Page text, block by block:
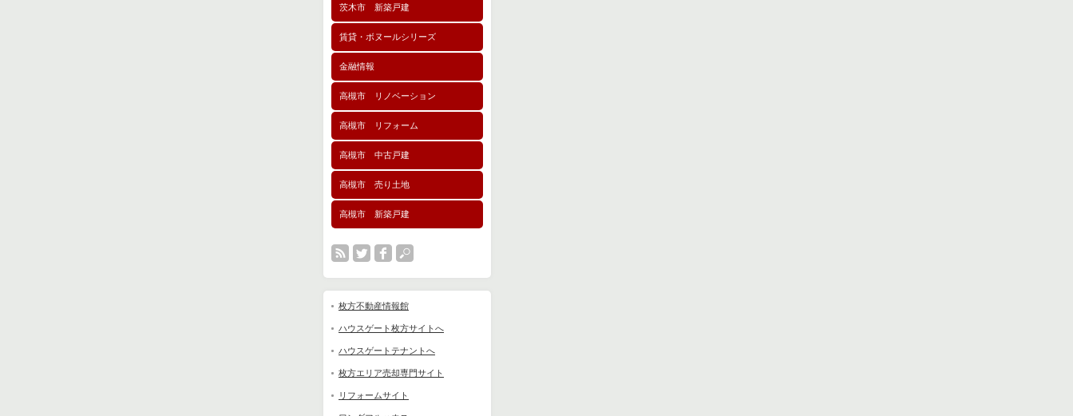
茨木市 新築戸建
賃貸・ボヌールシリーズ
金融情報
高槻市 リノベーション
高槻市 リフォーム
高槻市 中古戸建
高槻市 売り土地
高槻市 新築戸建
枚方不動産情報館
ハウスゲート枚方サイトへ
ハウスゲートテナントへ
枚方エリア売却専門サイト
リフォームサイト